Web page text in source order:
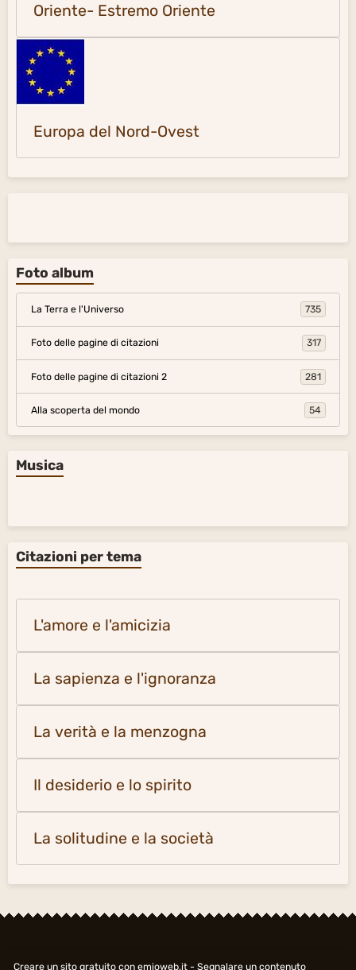
Oriente- Estremo Oriente
Europa del Nord-Ovest
Foto album
La Terra e l'Universo 735
Foto delle pagine di citazioni 317
Foto delle pagine di citazioni 2 281
Alla scoperta del mondo 54
Musica
Citazioni per tema
L'amore e l'amicizia
La sapienza e l'ignoranza
La verità e la menzogna
Il desiderio e lo spirito
La solitudine e la società
Creare un sito gratuito con emioweb.it - Segnalare un contenuto